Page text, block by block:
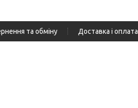
та обміну Доставка і оплата